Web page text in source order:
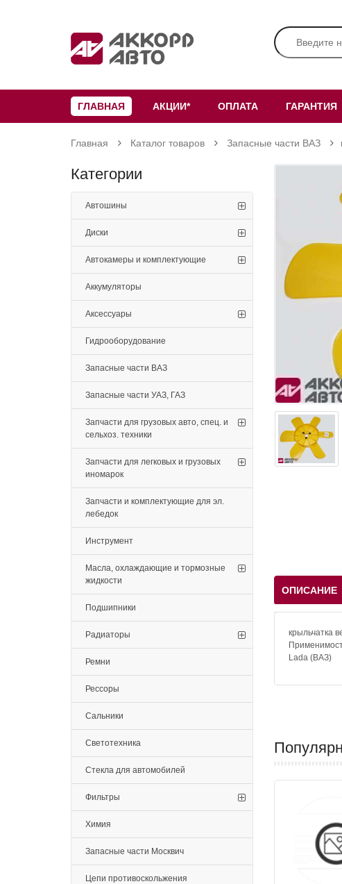
ГЛАВНАЯ АКЦИИ* ОПЛАТА ГАРАНТИЯ
Главная Каталог товаров Запасные части ВАЗ
Категории
Автошины
Диски
Автокамеры и комплектующие
Аккумуляторы
Аксессуары
Гидрооборудование
Запасные части ВАЗ
Запасные части УАЗ, ГАЗ
Запчасти для грузовых авто, спец. и
сельхоз. техники
Запчасти для легковых и грузовых
иномарок
Запчасти и комплектующие для эл.
лебедок
Инструмент
Масла, охлаждающие и тормозные
жидкости
Подшипники
Радиаторы
Ремни
Рессоры
Сальники
Светотехника
Стекла для автомобилей
Фильтры
Химия
Запасные части Москвич
Цепи противоскольжения
ОПИСАНИЕ
крыльчатка
Lada (ВАЗ)